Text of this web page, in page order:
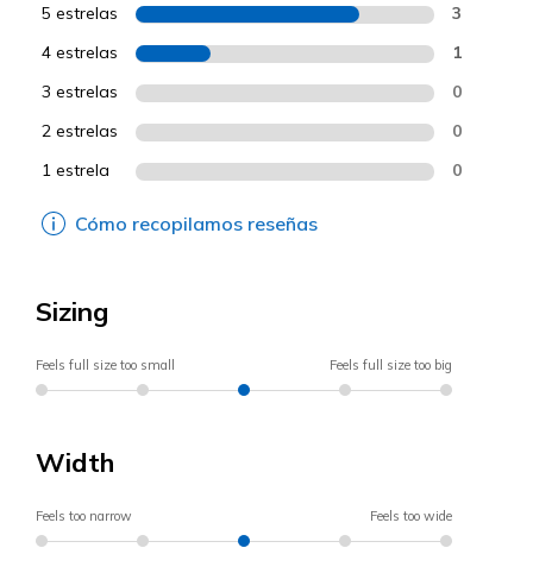
5 estrelas 3
4 estrelas 1
3 estrelas 0
2 estrelas 0
1 estrela 0
Cómo recopilamos reseñas
Sizing
Feels full size too small Feels full size too big
Width
Feels too narrow Feels too wide